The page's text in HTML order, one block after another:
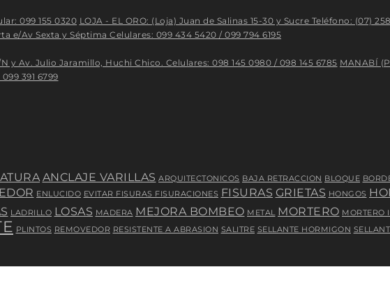
099 155 0320 LOJA - EL ORO: (Loja) Juan de Salinas 15-30 y Sucre Teléfono: (07)
e/Av Sexta y Séptima Celulares: 099 434 5420 / 099 794 6195
y Av. Julio Jaramillo, Huchi Chico. Celulares: 098 145 0980 / 098 145 6785 MANABÍ
391 6799
ANCLAJE VARILLAS ARQUITECTONICOS BAJA RETRACCION BLOQUE
ENLUCIDO EVITAR FISURAS FISURACIONES FISURAS GRIETAS HONGOS
LADRILLO LOSAS MADERA MEJORA BOMBEO METAL MORTERO MORTERO
PLINTOS REMOVEDOR RESISTENTE A ABRASION SALITRE SELLANTE HORMIGON